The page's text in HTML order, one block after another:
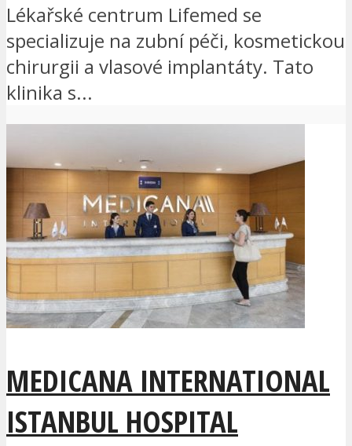
Lékařské centrum Lifemed se
specializuje na zubní péči, kosmetickou
chirurgii a vlasové implantáty. Tato
klinika s...
MEDICANA INTERNATIONAL
ISTANBUL HOSPITAL